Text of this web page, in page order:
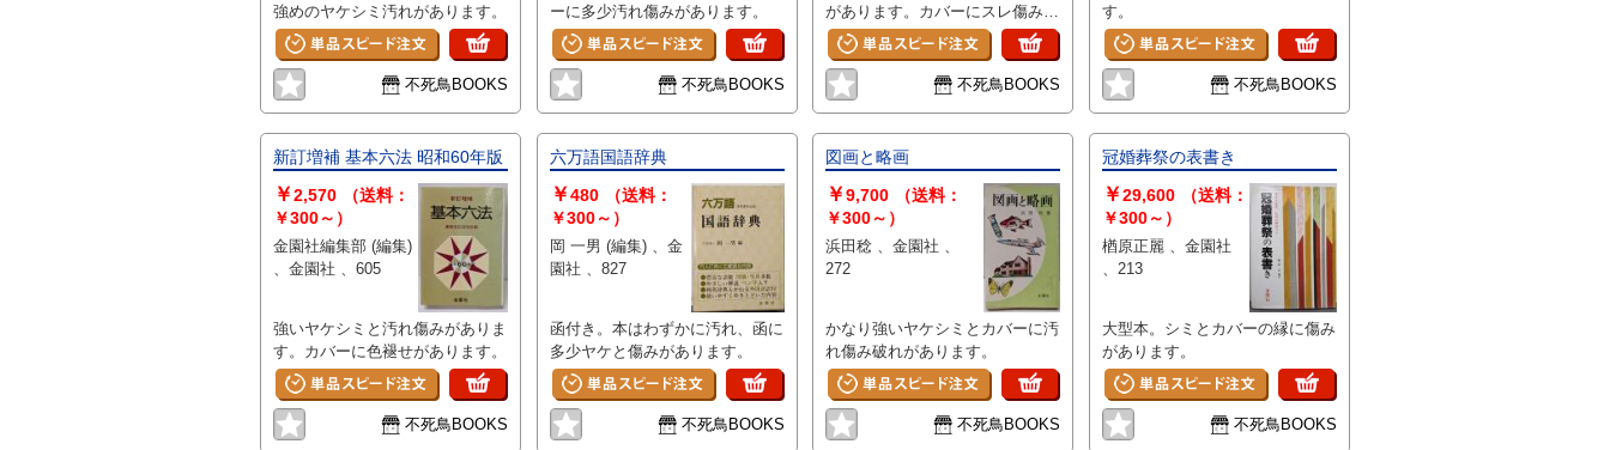
強めのヤケシミ汚れがあります。
不死鳥BOOKS
ーに多少汚れ傷みがあります。
不死鳥BOOKS
があります。カバーにスレ傷みが
あります。
不死鳥BOOKS
す。
不死鳥BOOKS
新訂増補 基本六法 昭和60年版
￥2,570
（送料：
￥300～）
金園社編集部 (編集)
、金園社 、605
強いヤケシミと汚れ傷みがありま
す。カバーに色褪せがあります。
不死鳥BOOKS
六万語国語辞典
￥480
（送料：
￥300～）
岡 一男 (編集) 、金
園社 、827
函付き。本はわずかに汚れ、函に
多少ヤケと傷みがあります。
不死鳥BOOKS
図画と略画
￥9,700
（送料：
￥300～）
浜田稔 、金園社 、
272
かなり強いヤケシミとカバーに汚
れ傷み破れがあります。
不死鳥BOOKS
冠婚葬祭の表書き
￥29,600
（送料：
￥300～）
楢原正麗 、金園社
、213
大型本。シミとカバーの縁に傷み
があります。
不死鳥BOOKS